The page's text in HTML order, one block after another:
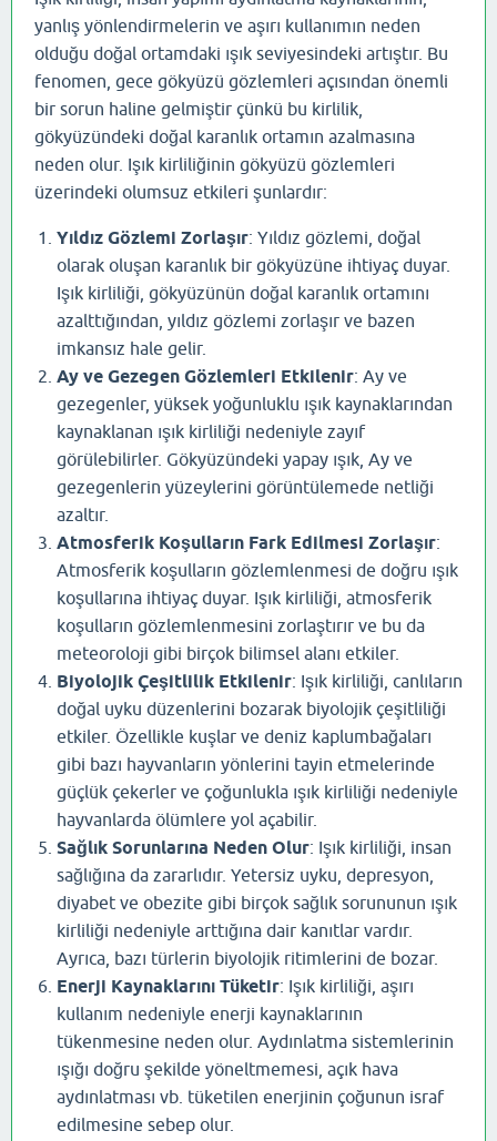
yanlış yönlendirmelerin ve aşırı kullanımın neden
olduğu doğal ortamdaki ışık seviyesindeki artıştır. Bu
fenomen, gece gökyüzü gözlemleri açısından önemli
bir sorun haline gelmiştir çünkü bu kirlilik,
gökyüzündeki doğal karanlık ortamın azalmasına
neden olur. Işık kirliliğinin gökyüzü gözlemleri
üzerindeki olumsuz etkileri şunlardır:
Yıldız Gözlemi Zorlaşır: Yıldız gözlemi, doğal
olarak oluşan karanlık bir gökyüzüne ihtiyaç duyar.
Işık kirliliği, gökyüzünün doğal karanlık ortamını
azalttığından, yıldız gözlemi zorlaşır ve bazen
imkansız hale gelir.
Ay ve Gezegen Gözlemleri Etkilenir: Ay ve
gezegenler, yüksek yoğunluklu ışık kaynaklarından
kaynaklanan ışık kirliliği nedeniyle zayıf
görülebilirler. Gökyüzündeki yapay ışık, Ay ve
gezegenlerin yüzeylerini görüntülemede netliği
azaltır.
Atmosferik Koşulların Fark Edilmesi Zorlaşır:
Atmosferik koşulların gözlemlenmesi de doğru ışık
koşullarına ihtiyaç duyar. Işık kirliliği, atmosferik
koşulların gözlemlenmesini zorlaştırır ve bu da
meteoroloji gibi birçok bilimsel alanı etkiler.
Biyolojik Çeşitlilik Etkilenir: Işık kirliliği, canlıların
doğal uyku düzenlerini bozarak biyolojik çeşitliliği
etkiler. Özellikle kuşlar ve deniz kaplumbağaları
gibi bazı hayvanların yönlerini tayin etmelerinde
güçlük çekerler ve çoğunlukla ışık kirliliği nedeniyle
hayvanlarda ölümlere yol açabilir.
Sağlık Sorunlarına Neden Olur: Işık kirliliği, insan
sağlığına da zararlıdır. Yetersiz uyku, depresyon,
diyabet ve obezite gibi birçok sağlık sorununun ışık
kirliliği nedeniyle arttığına dair kanıtlar vardır.
Ayrıca, bazı türlerin biyolojik ritimlerini de bozar.
Enerji Kaynaklarını Tüketir: Işık kirliliği, aşırı
kullanım nedeniyle enerji kaynaklarının
tükenmesine neden olur. Aydınlatma sistemlerinin
ışığı doğru şekilde yöneltmemesi, açık hava
aydınlatması vb. tüketilen enerjinin çoğunun israf
edilmesine sebep olur.